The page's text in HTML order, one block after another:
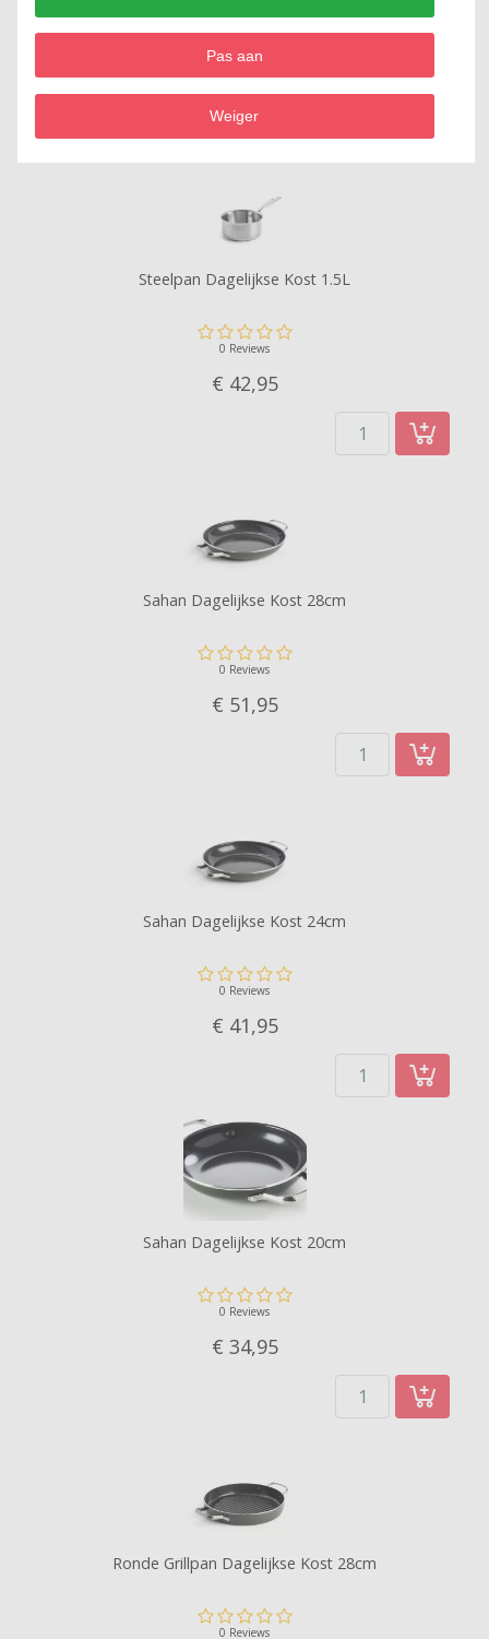
€ 41,95
Steelpan Dagelijkse Kost 1.5L
0 Reviews
€ 42,95
Sahan Dagelijkse Kost 28cm
0 Reviews
€ 51,95
Sahan Dagelijkse Kost 24cm
0 Reviews
€ 41,95
Sahan Dagelijkse Kost 20cm
0 Reviews
€ 34,95
Ronde Grillpan Dagelijkse Kost 28cm
0 Reviews
Pas aan
Weiger